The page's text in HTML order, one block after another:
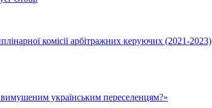
комісії арбітражних керуючих (2021-2023)
українським переселенцям?»